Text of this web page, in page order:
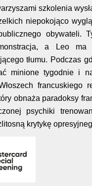
szkolenia
niepokojąco
a Leo
tłumu. Podczas
minione tygodnie i
obnaża paradoksy
psychiki
krytykę